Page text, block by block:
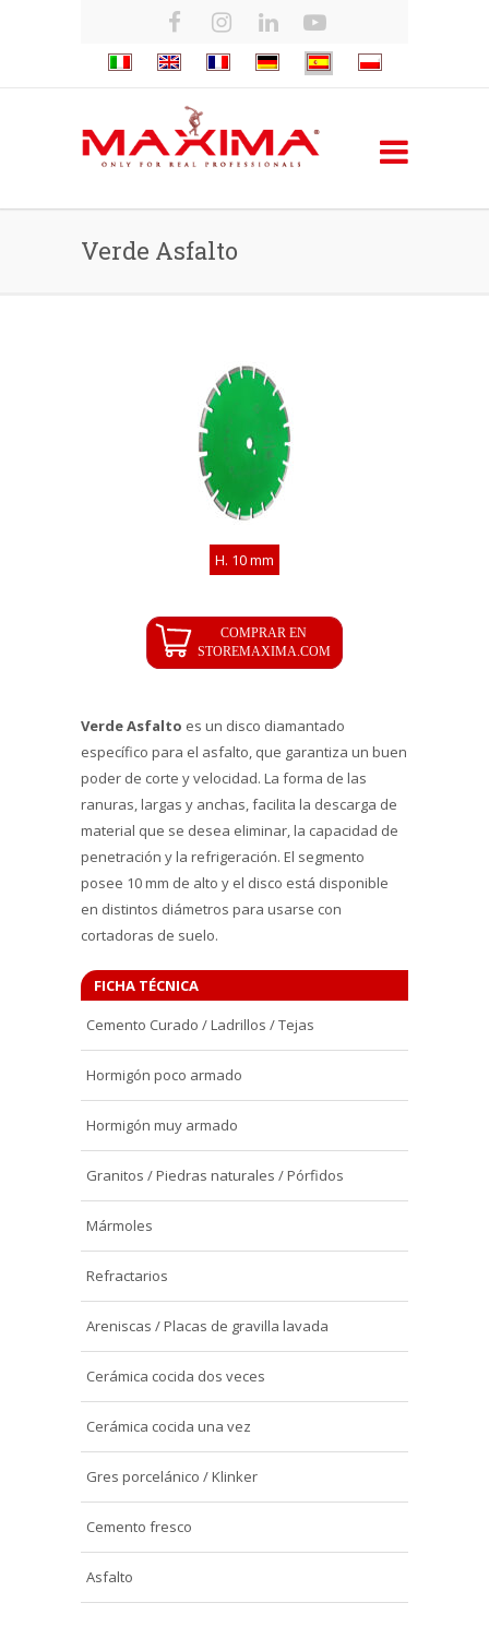
Verde Asfalto
H. 10 mm
Verde Asfalto es un disco diamantado
específico para el asfalto, que garantiza un buen
poder de corte y velocidad. La forma de las
ranuras, largas y anchas, facilita la descarga de
material que se desea eliminar, la capacidad de
penetración y la refrigeración. El segmento
posee 10 mm de alto y el disco está disponible
en distintos diámetros para usarse con
cortadoras de suelo.
FICHA TÉCNICA
Cemento Curado / Ladrillos / Tejas
Hormigón poco armado
Hormigón muy armado
Granitos / Piedras naturales / Pórfidos
Mármoles
Refractarios
Areniscas / Placas de gravilla lavada
Cerámica cocida dos veces
Cerámica cocida una vez
Gres porcelánico / Klinker
Cemento fresco
Asfalto